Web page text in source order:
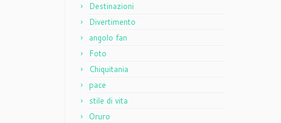
Destinazioni
Divertimento
angolo fan
Foto
Chiquitania
pace
stile di vita
Oruro